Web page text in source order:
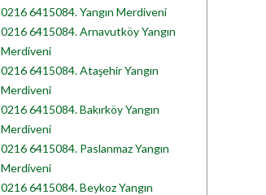
0216 6415084. Yangın Merdiveni
0216 6415084. Arnavutköy Yangın
Merdiveni
0216 6415084. Ataşehir Yangın
Merdiveni
0216 6415084. Bakırköy Yangın
Merdiveni
0216 6415084. Paslanmaz Yangın
Merdiveni
0216 6415084. Beykoz Yangın